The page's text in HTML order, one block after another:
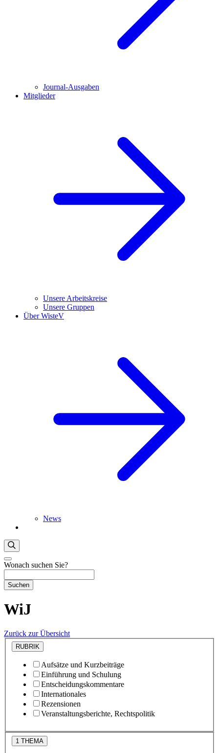
Journal-Ausgaben
Mitglieder
Unsere Arbeitskreise
Unsere Gruppen
Über WisteV
News
Wonach suchen Sie?
Suchen
WiJ
Zurück zur Übersicht
RUBRIK
Aufsätze und Kurzbeiträge
Einführung und Schulung
Entscheidungskommentare
Internationales
Rezensionen
Veranstaltungsberichte, Rechtspolitik
1 THEMA